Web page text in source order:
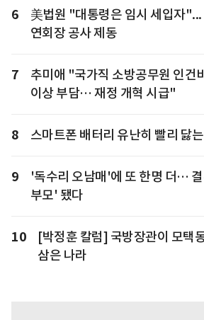
6
美법원 "대통령은 임시 세입자"...
연회장 공사 제동
7
추미애 "국가직 소방공무원 인건
이상 부담… 재정 개혁 시급"
8 스마트폰 배터리 유난히 빨리 닳
9
'독수리 오남매'에 또 한명 더…
부모' 됐다
10
[박정훈 칼럼] 국방장관이 모택
삼은 나라